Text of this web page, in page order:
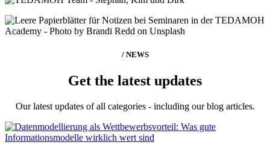
/ NEWS
Get the latest updates
Our latest updates of all categories - including our blog articles.